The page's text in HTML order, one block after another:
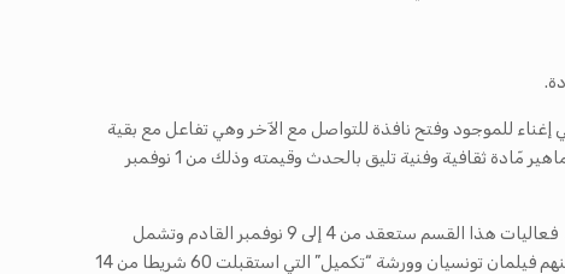
الحالية تحمل الكثير من الجديد فهي إغناء للموجود وفتح نافذة للتواصل مع الآخر وهي تفاعل مع بقية
القارات وتعميق للثراء الإفريقي العربي مشيرا إلى مشاركة 135 مبدعا في العروض الفنية بشارع الحبيب بورقيبة ممّا يمنح الحضور الطوعي للجماهير مّادة ثقافية وفنية تليق بالحدث وقيمته وذلك من 1 نوفمبر
قالت المسؤولة عن ورشة “شبكة” ليندا بالخيرية والتي تحدثت عن “قرطاج للمحترفين” خلال الندوة الصحفية لأيام قرطاج السينمائية 2018 ان فعاليات هذا القسم ستعقد من 4 إلى 9 نوفمبر القادم وتشمل
خمس أقسام وهم “شبكة” التي أصبحت في هذه الدورة تقدم منح دعم للمشاريع السينمائية واستقبلت 70 فيلما اختارت منهم 10 أفلام من بينهم فيلمان تونسيان وورشة “تكميل” التي استقبلت 60 شريطا من 14